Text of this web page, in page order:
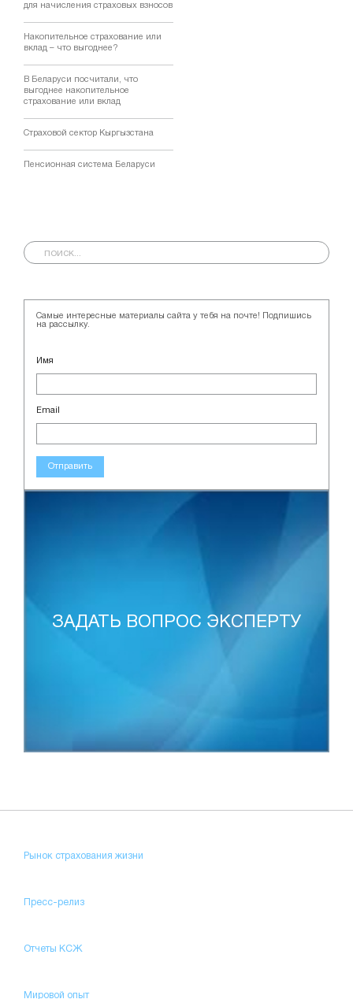
для начисления страховых взносов
Накопительное страхование или
вклад – что выгоднее?
В Беларуси посчитали, что
выгоднее накопительное
страхование или вклад
Страховой сектор Кыргызстана
Пенсионная система Беларуси
Самые интересные материалы сайта у тебя на почте! Подпишись
на рассылку.
Имя
Email
Отправить
ЗАДАТЬ ВОПРОС ЭКСПЕРТУ
Рынок страхования жизни
Пресс-релиз
Отчеты КСЖ
Мировой опыт